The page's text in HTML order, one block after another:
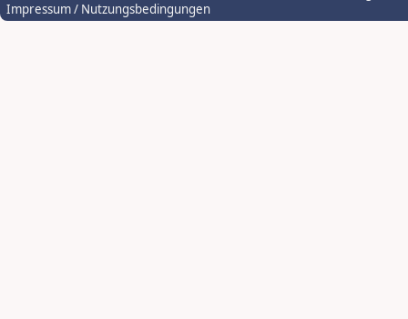
Impressum / Nutzungsbedingungen